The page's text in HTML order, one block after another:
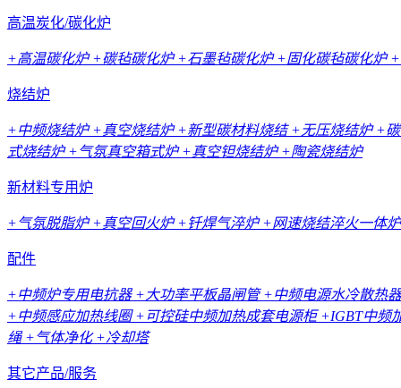
高温炭化/碳化炉
+高温碳化炉+碳毡碳化炉+石墨毡碳化炉+固化碳毡碳化炉
烧结炉
+中频烧结炉+真空烧结炉+新型碳材料烧结+无压烧结炉+
式烧结炉+气氛真空箱式炉+真空钽烧结炉+陶瓷烧结炉
新材料专用炉
+气氛脱脂炉+真空回火炉+钎焊气淬炉+网速烧结淬火一体炉
配件
+中频炉专用电抗器 +大功率平板晶闸管+中频电源水冷散热
+中频感应加热线圈+可控硅中频加热成套电源柜+IGBT中频
绳 +气体净化+冷却塔
其它产品/服务